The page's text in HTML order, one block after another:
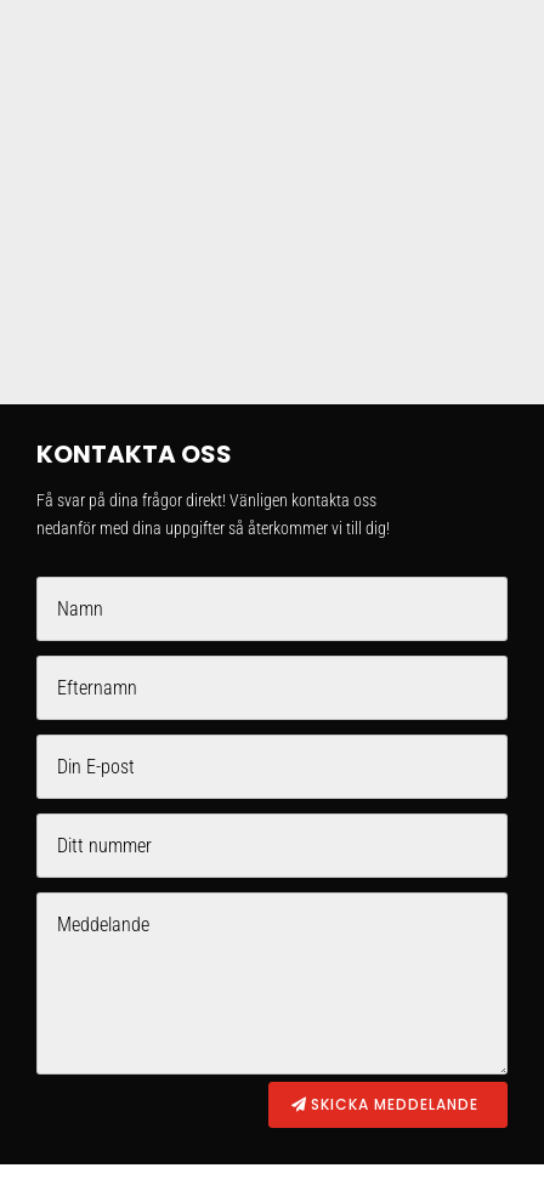
KONTAKTA OSS
Få svar på dina frågor direkt! Vänligen kontakta oss
nedanför med dina uppgifter så återkommer vi till dig!
SKICKA MEDDELANDE